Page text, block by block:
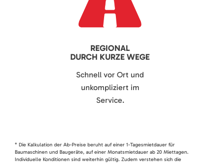
REGIONAL
DURCH KURZE WEGE
Schnell vor Ort und
unkompliziert im
Service.
* Die Kalkulation der Ab-Preise beruht auf einer 1-Tagesmietdauer für
Baumaschinen und Baugeräte, auf einer Monatsmietdauer ab 20 Miettagen.
Individuelle Konditionen sind weiterhin gültig. Zudem verstehen sich die